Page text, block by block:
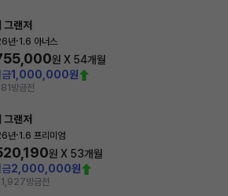
그랜저
년·1.6 아너스
원 X 54개월
1,000,000원
방금전
그랜저
년·1.6 프리미엄
원 X 53개월
2,000,000원
1,927방금전